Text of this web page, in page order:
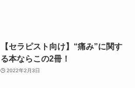
【セラピスト向け】“痛み”に関す
る本ならこの2冊！
2022年2月3日